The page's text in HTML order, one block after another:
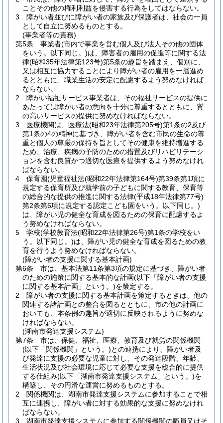
ことその他の権利利益を侵害する行為をしてはならない。
3
障がい者並びに障がい者の家族及び保護者は、社会の一員
として自立に努めるものとする。
(事業者等の責務)
第5条
事業者(市内で事業を営む個人及び法人その他の団体
をいう。以下同じ。)は、障害者の雇用の促進等に関する法
律(昭和35年法律第123号)第5条の趣旨を踏まえ、個別に、
又は相互に協力することにより障がい者の雇用を一層進め
るとともに、職業生活の安定に配慮するよう努めなければ
ならない。
2
障がい福祉サービス事業者は、その福祉サービスの提供に
あたっては障がい者の意向を十分に尊重するとともに、質
の高いサービスの提供に努めなければならない。
3
医療機関は、医療法(昭和23年法律第205号)第1条の2及び
第1条の4の精神に基づき、障がい者を含む市民の生命の尊
重と個人の尊厳の保持を旨としてその健康を維持増進する
ため、治療、疾病の予防のための措置及びリハビリテーシ
ョンを含む良質かつ適切な医療を提供するよう努めなけれ
ばならない。
4
保育園(児童福祉法(昭和22年法律第164号)第39条第1項に
規定する保育所及び就学前の子どもに関する教育、保育等
の総合的な提供の推進に関する法律(平成18年法律第77号)
第2条第6項に規定する認定こども園をいう。以下同じ。)
は、障がい児の健全な育成を図るための保育に配慮するよ
う努めなければならない。
5
学校(学校教育法(昭和22年法律第26号)第1条の学校をい
う。以下同じ。)は、障がい児の健全な育成を図るための教
育を行うよう努めなければならない。
(障がい者の支援に関する基本計画)
第6条
市は、基本法第11条第3項の規定に基づき、障がい者
のための施策に関する基本的な計画(以下「障がい者の支援
に関する基本計画」という。)を策定する。
2
障がい者の支援に関する基本計画を策定するときは、他の
関連する諸計画との整合を図るとともに、市の他の計画に
おいても、本条例の趣旨が適切に反映されるように努めな
ければならない。
(湖南市発達支援システム)
第7条
市は、保健、福祉、医療、教育及び就労の関係機関
(以下「関係機関」という。)との連携により、障がい者及
び発達に支援の必要な児童に対し、その発達段階、年齢、
生活状況及び社会環境に応じて必要な支援を総合的に提供
する仕組み(以下「湖南市発達支援システム」という。)を
構築し、その円滑な運営に努めるものとする。
2
関係機関は、湖南市発達支援システムに参加することで相
互に連携し、障がい者に対する効果的な支援に努めなけれ
ばならない。
3
湖南市発達支援システムに参加する関係機関の職員又はそ